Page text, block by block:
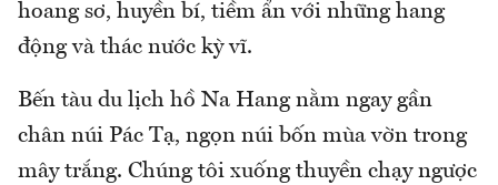
hoang sơ, huyền bí, tiềm ẩn với những hang
động và thác nước kỳ vĩ.
Bến tàu du lịch hồ Na Hang nằm ngay gần
chân núi Pác Tạ, ngọn núi bốn mùa vờn trong
mây trắng. Chúng tôi xuống thuyền chạy ngược